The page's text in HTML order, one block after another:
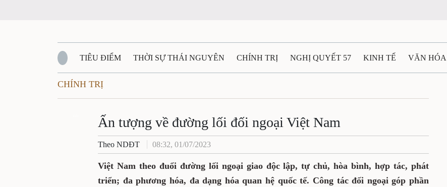
TIÊU ĐIỂM THỜI SỰ THÁI NGUYÊN CHÍNH TRỊ NGHỊ QUYẾT 57 KINH TẾ VĂN HÓA
QUỐC PHÒNG - AN NINH
QUÊ HƯƠNG - ĐẤT NƯỚC QUỐC TẾ TÀI NGUYÊN - MÔI TRƯỜNG
VĂN BẢN, CHÍNH SÁCH MỚI VĂN NGHỆ THÁI NGUYÊN
CHÍNH TRỊ
Ấn tượng về đường lối đối ngoại Việt Nam
Theo NDĐT 08:32, 01/07/2023
Việt Nam theo đuổi đường lối ngoại giao độc lập, tự chủ, hòa bình,
hợp tác, phát triển; đa phương hóa, đa dạng hóa quan hệ quốc tế.